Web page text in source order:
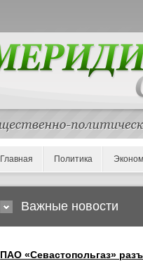
Главная Политика
Важные новости
ПАО «Севастопольгаз»